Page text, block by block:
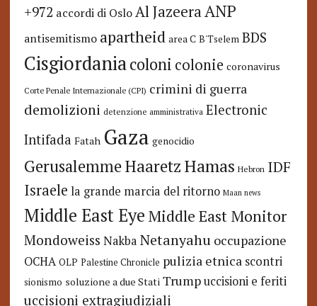
+972 accordi di Oslo Al JazeeraANP
antisemitismo apartheid area C B'Tselem BDS
Cisgiordaniacoloni colonie coronavirus
Corte Penale Internazionale (CPI) crimini di guerra
demolizioni detenzione amministrativa Electronic
Intifada Fatah Gaza genocidio
GerusalemmeHaaretzHamas Hebron IDF
Israele la grande marcia del ritorno Maan news
Middle East Eye Middle East Monitor
Mondoweiss Nakba Netanyahu occupazione
OCHA OLP Palestine Chronicle pulizia etnica scontri
sionismo soluzione a due Stati Trump uccisioni e feriti
uccisioni extragiudiziali